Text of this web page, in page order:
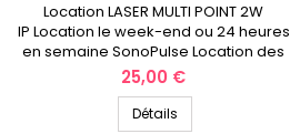
Location LASER MULTI POINT 2W
IP Location le week-end ou 24 heures
en semaine SonoPulse Location des
hauts-de-France
Prix
25,00 €
Détails